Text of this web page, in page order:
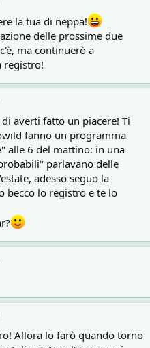
la tua di neppa!
delle prossime due
ma continuerò a
registro!
averti fatto un piacere! Ti
fanno un programma
alle 6 del mattino: in una
parlavano delle
adesso seguo la
becco lo registro e te lo
Allora lo farò quando torno